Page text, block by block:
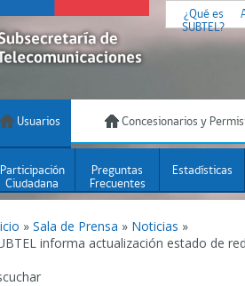
¿Qué es
SUBTEL?
Usuarios Concesionarios y
Participación
Ciudadana
Preguntas
Frecuentes
Estadísticas
» Sala de Prensa » Noticias »
informa actualización estado de